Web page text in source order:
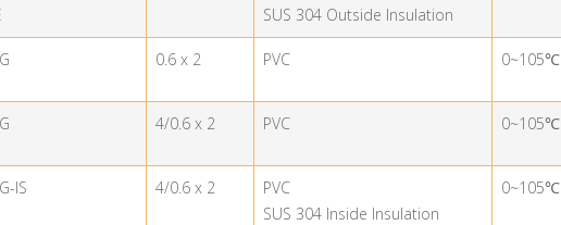
SUS 304 Outside Insulation
0.6 x 2 PVC 0~105℃
4/0.6 x 2 PVC 0~105℃
IS 4/0.6 x 2
PVC
SUS 304 Inside Insulation
0~105℃